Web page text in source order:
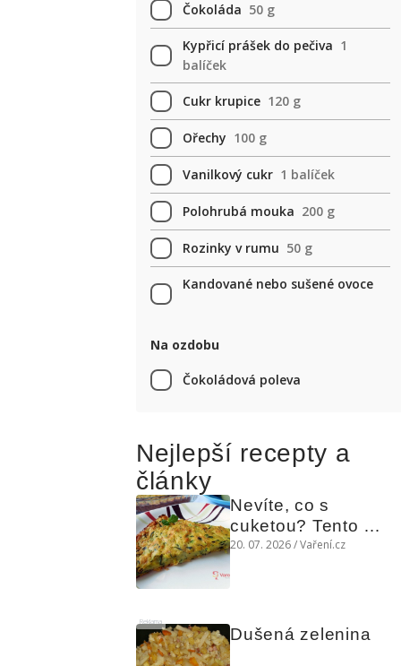
Čokoláda 50 g
Kypřicí prášek do pečiva 1
balíček
Cukr krupice 120 g
Ořechy 100 g
Vanilkový cukr 1 balíček
Polohrubá mouka 200 g
Rozinky v rumu 50 g
Kandované nebo sušené ovoce
Na ozdobu
Čokoládová poleva
Nejlepší recepty a
články
Nevíte, co s
cuketou? Tento
levný slaný koláč
20. 07. 2026 / Vaření.cz
Reklama
Dušená zelenina